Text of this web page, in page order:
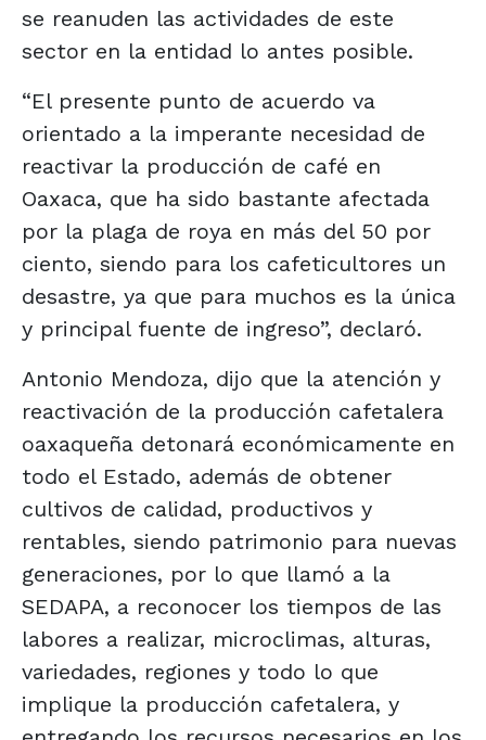
se reanuden las actividades de este
sector en la entidad lo antes posible.
“El presente punto de acuerdo va
orientado a la imperante necesidad de
reactivar la producción de café en
Oaxaca, que ha sido bastante afectada
por la plaga de roya en más del 50 por
ciento, siendo para los cafeticultores un
desastre, ya que para muchos es la única
y principal fuente de ingreso”, declaró.
Antonio Mendoza, dijo que la atención y
reactivación de la producción cafetalera
oaxaqueña detonará económicamente en
todo el Estado, además de obtener
cultivos de calidad, productivos y
rentables, siendo patrimonio para nuevas
generaciones, por lo que llamó a la
SEDAPA, a reconocer los tiempos de las
labores a realizar, microclimas, alturas,
variedades, regiones y todo lo que
implique la producción cafetalera, y